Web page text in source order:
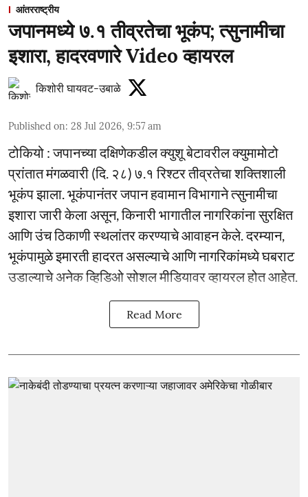
आंतरराष्ट्रीय
जपानमध्ये ७.१ तीव्रतेचा भूकंप; त्सुनामीचा
इशारा, हादरवणारे Video व्हायरल
किशोरी घायवट-उबाळे
Published on: 28 Jul 2026, 9:57 am
टोकियो : जपानच्या दक्षिणेकडील क्युशू बेटावरील क्युमामोटो
प्रांतात मंगळवारी (दि. २८) ७.१ रिश्टर तीव्रतेचा शक्तिशाली
भूकंप झाला. भूकंपानंतर जपान हवामान विभागाने त्सुनामीचा
इशारा जारी केला असून, किनारी भागातील नागरिकांना सुरक्षित
आणि उंच ठिकाणी स्थलांतर करण्याचे आवाहन केले. दरम्यान,
भूकंपामुळे इमारती हादरत असल्याचे आणि नागरिकांमध्ये घबराट
उडाल्याचे अनेक व्हिडिओ सोशल मीडियावर व्हायरल होत आहेत.
Read More